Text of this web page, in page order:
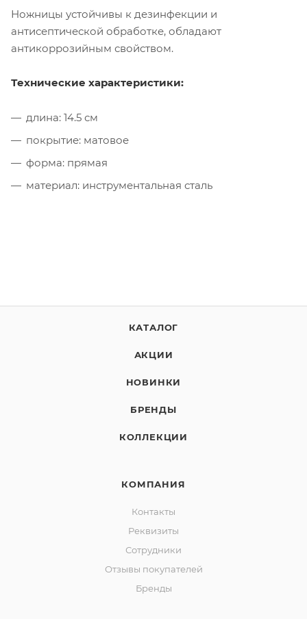
Ножницы устойчивы к дезинфекции и
антисептической обработке, обладают
антикоррозийным свойством.
Технические характеристики:
длина: 14.5 см
покрытие: матовое
форма: прямая
материал: инструментальная сталь
КАТАЛОГ
АКЦИИ
НОВИНКИ
БРЕНДЫ
КОЛЛЕКЦИИ
КОМПАНИЯ
Контакты
Реквизиты
Сотрудники
Отзывы покупателей
Бренды